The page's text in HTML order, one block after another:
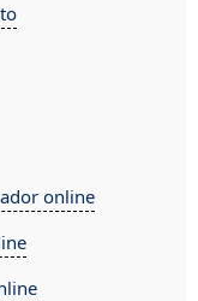
online